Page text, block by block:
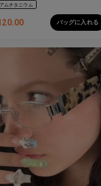
ムチタニウム
バッグに入れる